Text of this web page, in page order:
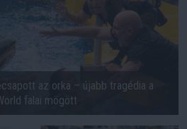
az orka – újabb tragédia a
falai mögött